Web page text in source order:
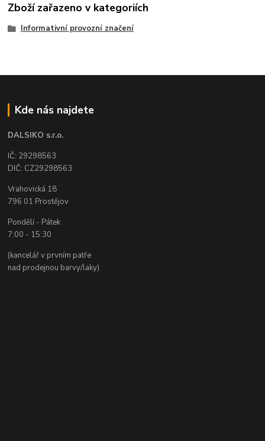
Zboží zařazeno v kategoriích
Informativní provozní značení
Kde nás najdete
DALSIKO s.r.o.
IČ: 29298563
DIČ: CZ29298563
Vrahovická 18
796 01 Prostějov
Pondělí - Pátek
7:00 - 15:30
(kancelář v prvním patře
nad prodejnou barvy/laky)